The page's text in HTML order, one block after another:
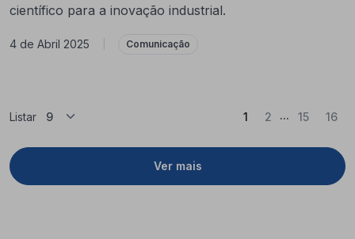
científico para a inovação industrial.
4 de Abril 2025 Comunicação
Listar
Ver mais
1 (Atual)
2 ... 15 16